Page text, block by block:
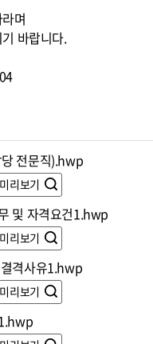
며
바랍니다.
전문직).hwp
미리보기
및 자격요건1.hwp
미리보기
격사유1.hwp
미리보기